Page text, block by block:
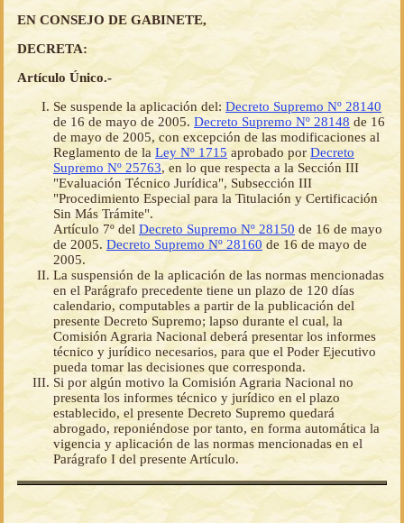
EN CONSEJO DE GABINETE,
DECRETA:
Artículo Único.-
Se suspende la aplicación del: Decreto Supremo Nº 28140
de 16 de mayo de 2005. Decreto Supremo Nº 28148 de 16
de mayo de 2005, con excepción de las modificaciones al
Reglamento de la Ley Nº 1715 aprobado por Decreto
Supremo Nº 25763, en lo que respecta a la Sección III
"Evaluación Técnico Jurídica", Subsección III
"Procedimiento Especial para la Titulación y Certificación
Sin Más Trámite".
Artículo 7º del Decreto Supremo Nº 28150 de 16 de mayo
de 2005. Decreto Supremo Nº 28160 de 16 de mayo de
2005.
La suspensión de la aplicación de las normas mencionadas
en el Parágrafo precedente tiene un plazo de 120 días
calendario, computables a partir de la publicación del
presente Decreto Supremo; lapso durante el cual, la
Comisión Agraria Nacional deberá presentar los informes
técnico y jurídico necesarios, para que el Poder Ejecutivo
pueda tomar las decisiones que corresponda.
Si por algún motivo la Comisión Agraria Nacional no
presenta los informes técnico y jurídico en el plazo
establecido, el presente Decreto Supremo quedará
abrogado, reponiéndose por tanto, en forma automática la
vigencia y aplicación de las normas mencionadas en el
Parágrafo I del presente Artículo.